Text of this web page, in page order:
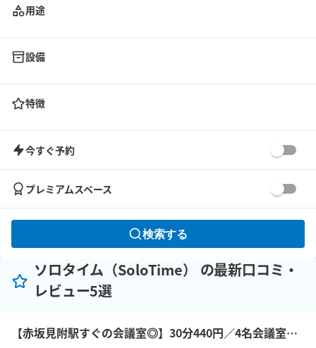
用途
設備
特徴
今すぐ予約
プレミアムスペース
検索する
ソロタイム（SoloTime） の最新口コミ・
レビュー5選
【赤坂見附駅すぐの会議室◎】30分440円／4名会議室＜RoomB＞ モニター有 ※予約時間前は入室不可